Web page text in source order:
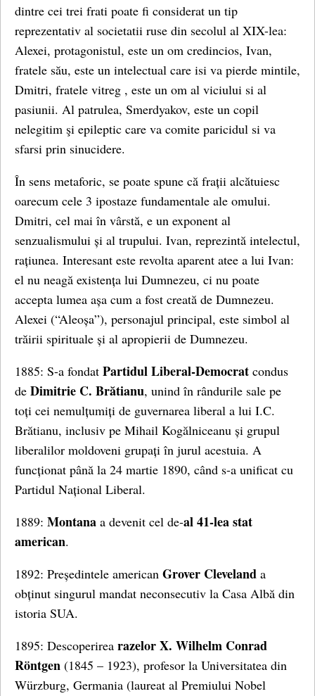
dintre cei trei frati poate fi considerat un tip
reprezentativ al societatii ruse din secolul al XIX-lea:
Alexei, protagonistul, este un om credincios, Ivan,
fratele său, este un intelectual care isi va pierde mintile,
Dmitri, fratele vitreg , este un om al viciului si al
pasiunii. Al patrulea, Smerdyakov, este un copil
nelegitim şi epileptic care va comite paricidul si va
sfarsi prin sinucidere.
În sens metaforic, se poate spune că frații alcătuiesc
oarecum cele 3 ipostaze fundamentale ale omului.
Dmitri, cel mai în vârstă, e un exponent al
senzualismului și al trupului. Ivan, reprezintă intelectul,
rațiunea. Interesant este revolta aparent atee a lui Ivan:
el nu neagă existența lui Dumnezeu, ci nu poate
accepta lumea așa cum a fost creată de Dumnezeu.
Alexei (“Aleoșa”), personajul principal, este simbol al
trăirii spirituale și al apropierii de Dumnezeu.
1885: S-a fondat Partidul Liberal-Democrat condus
de Dimitrie C. Brătianu, unind în rândurile sale pe
toți cei nemulțumiți de guvernarea liberal a lui I.C.
Brătianu, inclusiv pe Mihail Kogălniceanu și grupul
liberalilor moldoveni grupați în jurul acestuia. A
funcționat până la 24 martie 1890, când s-a unificat cu
Partidul Național Liberal.
1889: Montana a devenit cel de-al 41-lea stat
american.
1892: Președintele american Grover Cleveland a
obținut singurul mandat neconsecutiv la Casa Albă din
istoria SUA.
1895: Descoperirea razelor X. Wilhelm Conrad
Röntgen (1845 – 1923), profesor la Universitatea din
Würzburg, Germania (laureat al Premiului Nobel